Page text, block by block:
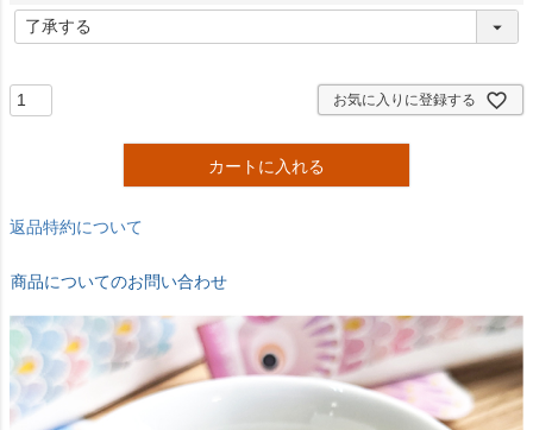
(
お気に入りに登録する
カートに入れる
返品特約について
商品についてのお問い合わせ